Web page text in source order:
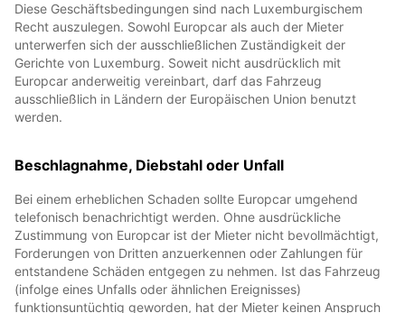
Diese Geschäftsbedingungen sind nach Luxemburgischem
Recht auszulegen. Sowohl Europcar als auch der Mieter
unterwerfen sich der ausschließlichen Zuständigkeit der
Gerichte von Luxemburg. Soweit nicht ausdrücklich mit
Europcar anderweitig vereinbart, darf das Fahrzeug
ausschließlich in Ländern der Europäischen Union benutzt
werden.
Beschlagnahme, Diebstahl oder Unfall
Bei einem erheblichen Schaden sollte Europcar umgehend
telefonisch benachrichtigt werden. Ohne ausdrückliche
Zustimmung von Europcar ist der Mieter nicht bevollmächtigt,
Forderungen von Dritten anzuerkennen oder Zahlungen für
entstandene Schäden entgegen zu nehmen. Ist das Fahrzeug
(infolge eines Unfalls oder ähnlichen Ereignisses)
funktionsuntüchtig geworden, hat der Mieter keinen Anspruch